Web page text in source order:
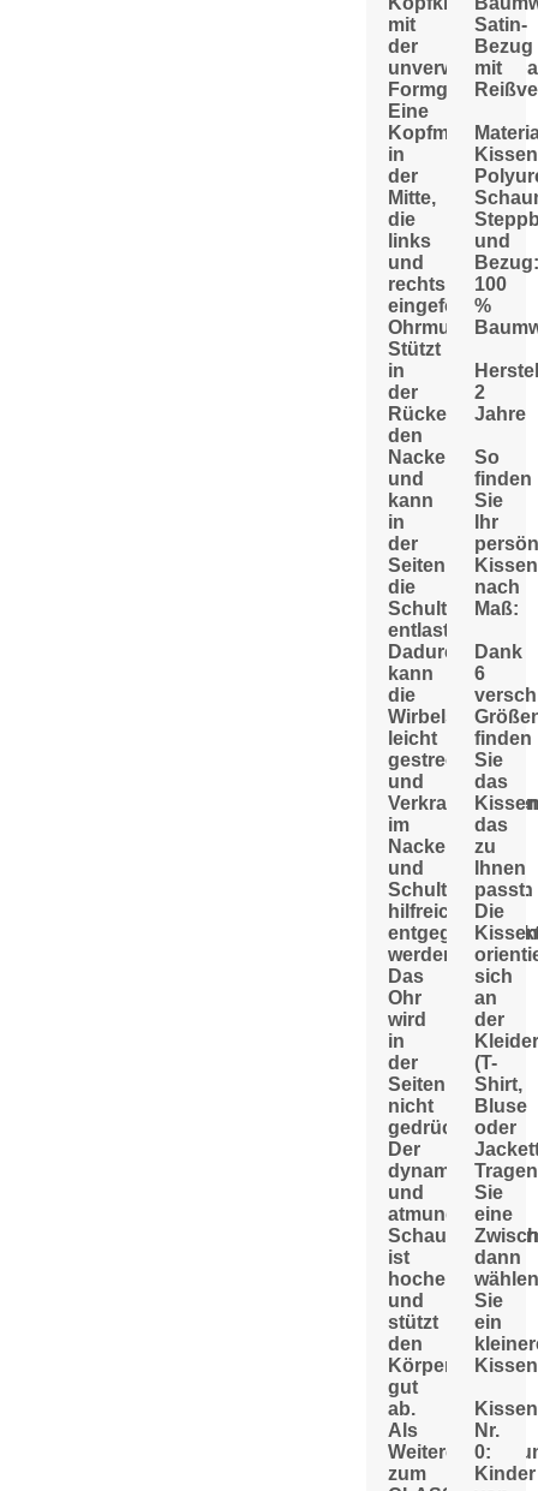
mit
der
Formgebung:
Eine
Kopfmulde
in
der
Mitte,
die
links
und
rechts
eingeformten
Ohrmulden.
Stützt
in
der
Rückenlage
den
Nacken
und
kann
in
der
Seitenlage
die
Schulter
entlasten.
Dadurch
kann
die
Wirbelsäule
leicht
gestreckt
und
im
Nacken-
und
Schulterbereich
hilfreich
werden.
Das
Ohr
wird
in
der
Seitenlage
nicht
gedrückt.
Der
dynamische
und
atmungsaktive
ist
hochelastisch
und
stützt
den
Körper
gut
ab.
Als
zum
Satin-
Bezug
mit
und
Bezug:
100
%
2
Jahre
So
finden
Sie
Ihr
Kissen
nach
Maß:
Dank
6
finden
Sie
das
das
zu
Ihnen
passt.
Die
sich
an
der
(T-
Shirt,
Bluse
oder
Tragen
Sie
eine
dann
wählen
Sie
ein
Kissen
Nr.
0:
Kinder